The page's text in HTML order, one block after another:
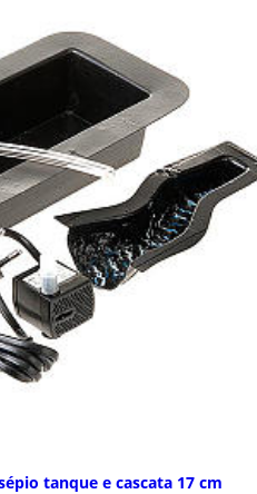
tanque e cascata 17 cm